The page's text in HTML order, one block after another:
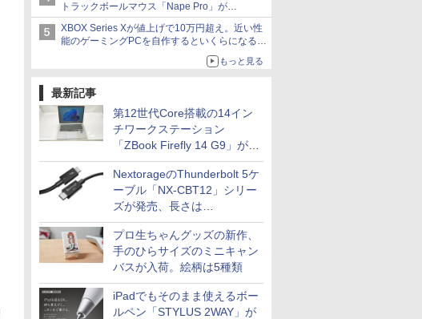
トラックボールマウス「Nape Pro」が
Keychronから
XBOX Series Xが値上げで10万円超え。近い性
能のゲーミングPCを自作するといくらになる？
【石田賀津男の『酒の肴にPCゲーム』】
もっと見る
最新記事
第12世代Core搭載の14イン
チワークステーション
「ZBook Firefly 14 G9」が
79,800円！秋葉原で中古PC
セール
NextorageのThunderbolt 5ケ
ーブル「NX-CBT12」シリー
ズが発売、長さは
30cm/50cm/1mの3種類
プロ生ちゃんグッズの新作、
手のひらサイズのミニキャン
バスが入荷。絵柄は5種類
iPadでもそのまま使えるボー
ルペン「STYLUS 2WAY」が